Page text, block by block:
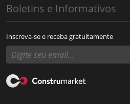
Boletins e Informativos
Inscreva-se e receba gratuitamente